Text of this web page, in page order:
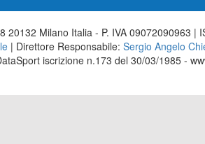
20132 Milano Italia - P. IVA 09072090963 |
| Direttore Responsabile: Sergio Angelo
iscrizione n.173 del 30/03/1985 -